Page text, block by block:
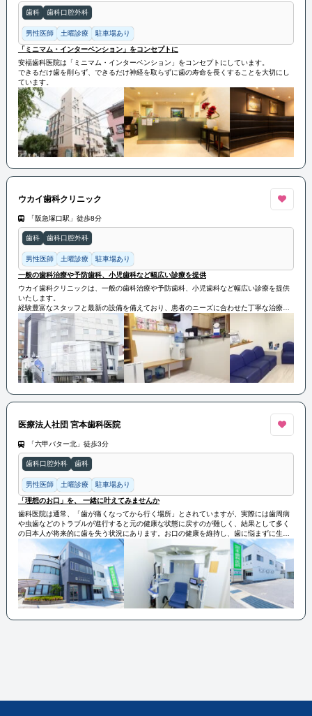
歯科 歯科口腔外科
男性医師 土曜診療 駐車場あり
「ミニマム・インターベンション」をコンセプトに
安福歯科医院は「ミニマム・インターベンション」をコンセプトにしています。
できるだけ歯を削らず、できるだけ神経を取らずに歯の寿命を長くすることを大切にし
ています。
ウカイ歯科クリニック
「阪急塚口駅」徒歩8分
歯科 歯科口腔外科
男性医師 土曜診療 駐車場あり
一般の歯科治療や予防歯科、小児歯科など幅広い診療を提供
ウカイ歯科クリニックは、一般の歯科治療や予防歯科、小児歯科など幅広い診療を提供
いたします。
経験豊富なスタッフと最新の設備を備えており、患者のニーズに合わせた丁寧な治療を
行っております。
医療法人社団 宮本歯科医院
「六甲バター北」徒歩3分
歯科口腔外科 歯科
男性医師 土曜診療 駐車場あり
「理想のお口」を、 一緒に叶えてみませんか
歯科医院は通常、「歯が痛くなってから行く場所」とされていますが、実際には歯周病
や虫歯などのトラブルが進行すると元の健康な状態に戻すのが難しく、結果として多く
の日本人が将来的に歯を失う状況にあります。お口の健康を維持し、歯に悩まずに生涯
を過ごすためには、悪くなる前に予防することが重要です。当院では虫歯や歯を失わな
いための予防治療に焦点を当て、「悪くなってから行く」のではなく、「悪くなるのを
予防するために行く」という新しいかかり方を提案しています。